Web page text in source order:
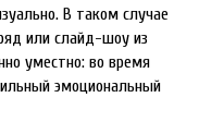
В таком случае
или слайд-шоу из
уместно: во время
эмоциональный